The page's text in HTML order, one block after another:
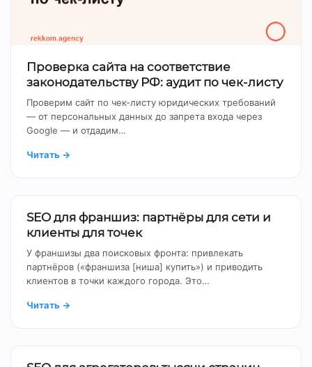
Проверка сайта на соответствие
законодательству РФ: аудит по чек-листу
Проверим сайт по чек-листу юридических требований
— от персональных данных до запрета входа через
Google — и отдадим…
Читать →
SEO для франшиз: партнёры для сети и
клиенты для точек
У франшизы два поисковых фронта: привлекать
партнёров («франшиза [ниша] купить») и приводить
клиентов в точки каждого города. Это…
Читать →